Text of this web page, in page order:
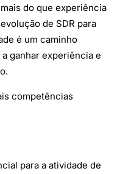
do que experiência
de SDR para
é um caminho
ganhar experiência e
competências
para a atividade de